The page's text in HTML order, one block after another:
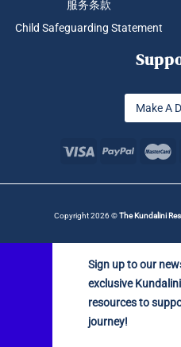
服务条款
Child Safeguarding Statement
Make A
Copyright 2026 ©The Kundalini
Sign up to our
exclusive
resources to
journey!